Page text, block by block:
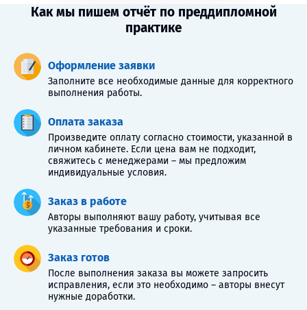
Как мы пишем отчёт по преддипломной
практике
Оформление заявки
Заполните все необходимые данные для корректного
выполнения работы.
Оплата заказа
Произведите оплату согласно стоимости, указанной в
личном кабинете. Если цена вам не подходит,
свяжитесь с менеджерами – мы предложим
индивидуальные условия.
Заказ в работе
Авторы выполняют вашу работу, учитывая все
указанные требования и сроки.
Заказ готов
После выполнения заказа вы можете запросить
исправления, если это необходимо – авторы внесут
нужные доработки.